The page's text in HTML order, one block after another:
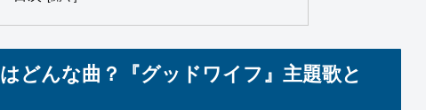
どんな曲？『グッドワイフ』主題歌と